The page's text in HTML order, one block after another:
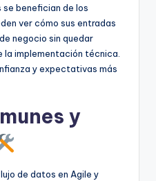
benefician de los
ver cómo sus entradas
negocio sin quedar
la implementación técnica.
y expectativas más
y
de datos en Agile y